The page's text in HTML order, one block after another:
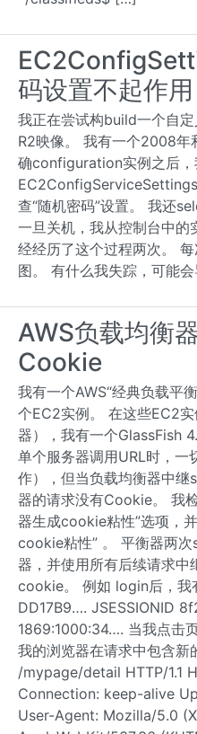
码设置不起作用
我正在尝试构build一个自
R2映像。 我有一个2008年
确configuration实例之后，
EC2ConfigServiceSettings
查“随机密码”设置。 我还
一旦关机，我从控制台中
经经历了这个过程两次。
图。 有什么我失踪，可能
AWS负载均衡
Cookie
我有一个AWS“经典负载平
个EC2实例。 在这些EC2
器），我有一个GlassFish
单个服务器调用URL时，一
作），但当负载均衡器中
器的请求没有Cookie。 我
器生成cookie粘性”选项，
cookie粘性” 。 平衡器两
器，并使用所有后续请求中
cookie。 例如 login后，我
DD17B9…. JSESSIONID
1869:1000:34…. 当我点击
我的浏览器在请求中包含
/mypage/detail HTTP/1.1
Connection: keep-alive
User-Agent: Mozilla/5.0